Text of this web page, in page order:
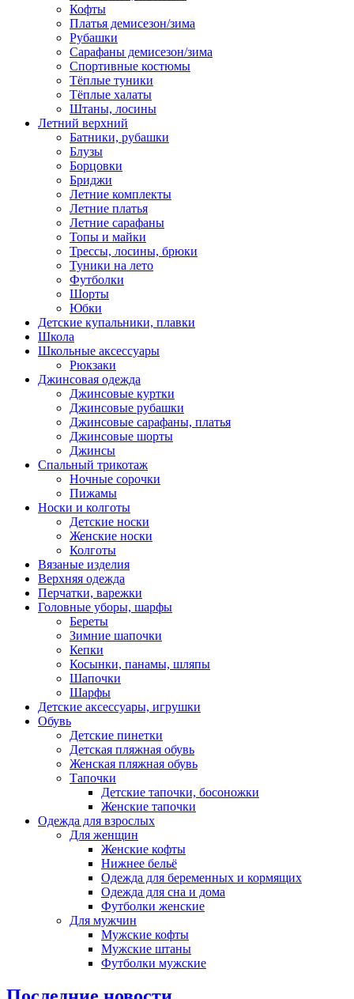
Кофты
Платья демисезон/зима
Рубашки
Сарафаны демисезон/зима
Спортивные костюмы
Тёплые туники
Тёплые халаты
Штаны, лосины
Летний верхний
Батники, рубашки
Блузы
Борцовки
Бриджи
Летние комплекты
Летние платья
Летние сарафаны
Топы и майки
Трессы, лосины, брюки
Туники на лето
Футболки
Шорты
Юбки
Детские купальники, плавки
Школа
Школьные аксессуары
Рюкзаки
Джинсовая одежда
Джинсовые куртки
Джинсовые рубашки
Джинсовые сарафаны, платья
Джинсовые шорты
Джинсы
Спальный трикотаж
Ночные сорочки
Пижамы
Носки и колготы
Детские носки
Женские носки
Колготы
Вязаные изделия
Верхняя одежда
Перчатки, варежки
Головные уборы, шарфы
Береты
Зимние шапочки
Кепки
Косынки, панамы, шляпы
Шапочки
Шарфы
Детские аксессуары, игрушки
Обувь
Детские пинетки
Детская пляжная обувь
Женская пляжная обувь
Тапочки
Детские тапочки, босоножки
Женские тапочки
Одежда для взрослых
Для женщин
Женские кофты
Нижнее бельё
Одежда для беременных и кормящих
Одежда для сна и дома
Футболки женские
Для мужчин
Мужские кофты
Мужские штаны
Футболки мужские